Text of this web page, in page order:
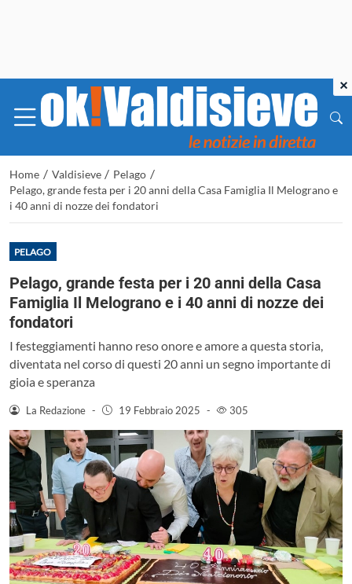
Home / Valdisieve / Pelago /
Pelago, grande festa per i 20 anni della Casa Famiglia Il Melograno e
i 40 anni di nozze dei fondatori
PELAGO
Pelago, grande festa per i 20 anni della Casa
Famiglia Il Melograno e i 40 anni di nozze dei
fondatori
I festeggiamenti hanno reso onore e amore a questa storia,
diventata nel corso di questi 20 anni un segno importante di
gioia e speranza
La Redazione - 19 Febbraio 2025 - 305
×